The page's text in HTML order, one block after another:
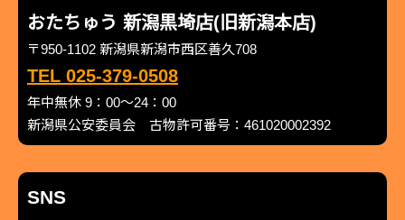
おたちゅう 新潟黒埼店(旧新潟本店)
〒950-1102 新潟県新潟市西区善久708
TEL 025-379-0508
年中無休 9：00～24：00
新潟県公安委員会 古物許可番号：461020002392
SNS